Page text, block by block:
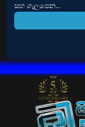
සහ ගැලපෙන...